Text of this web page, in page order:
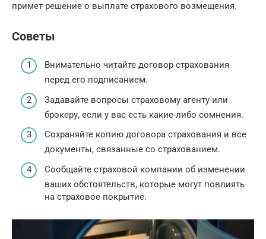
примет решение о выплате страхового возмещения.
Советы
Внимательно читайте договор страхования
перед его подписанием.
Задавайте вопросы страховому агенту или
брокеру, если у вас есть какие-либо сомнения.
Сохраняйте копию договора страхования и все
документы, связанные со страхованием.
Сообщайте страховой компании об изменении
ваших обстоятельств, которые могут повлиять
на страховое покрытие.